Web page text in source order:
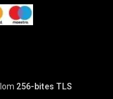
256-bites TLS